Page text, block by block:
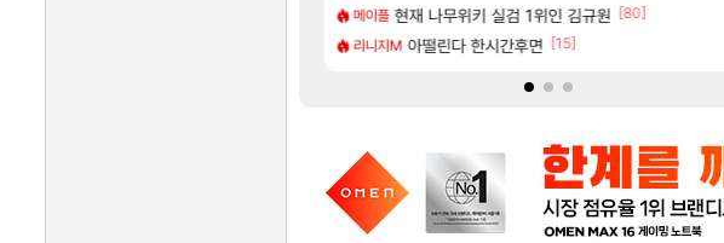
메이플 현재 나무위키 실검 1위인 김규원 [80]
리니지M 아떨린다 한시간후면 [15]
비스트 모든 성소 위치 공략 (40개) - 귀환한 영혼 도전과제
리밋제로 프롤로그 테스트를 마치고.. (feat. 리아)